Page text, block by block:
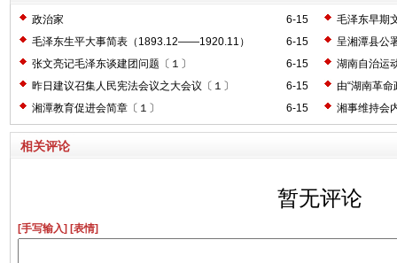
6-15
政治家
毛泽东早期
6-15
毛泽东生平大事简表（1893.12——1920.11）
呈湘潭县公
6-15
张文亮记毛泽东谈建团问题〔１〕
湖南自治运
6-15
昨日建议召集人民宪法会议之大会议〔１〕
由“湖南革命
法”以建设“
6-15
湘潭教育促进会简章〔１〕 湘事维持会
相关评论
暂无评论
[手写输入] [表情]